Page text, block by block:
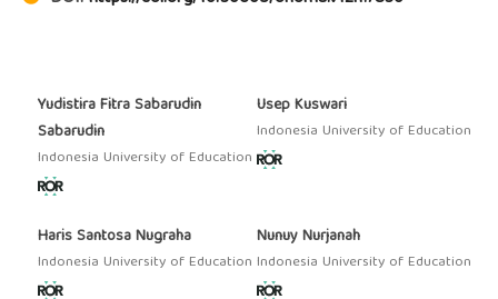
Yudistira Fitra Sabarudin
Sabarudin
Indonesia University of Education
Usep Kuswari
Indonesia University of Education
Haris Santosa Nugraha
Indonesia University of Education
Nunuy Nurjanah
Indonesia University of Education